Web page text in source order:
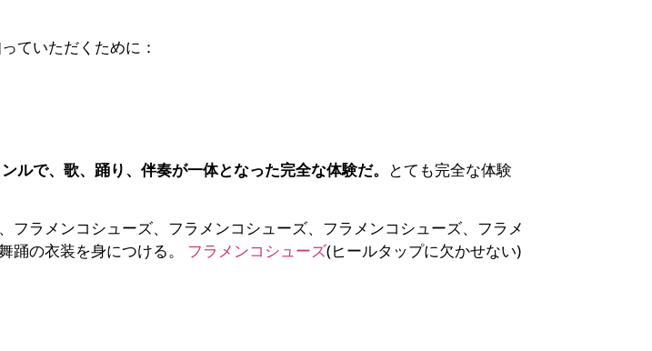
ていただくために：
ルで、歌、踊り、伴奏が一体となった完全な体験だ。 とても完全な体験
ラメンコシューズ、フラメンコシューズ、フラメンコシューズ、フラメ
踊の衣装を身につける。 フラメンコシューズ(ヒールタップに欠かせない)